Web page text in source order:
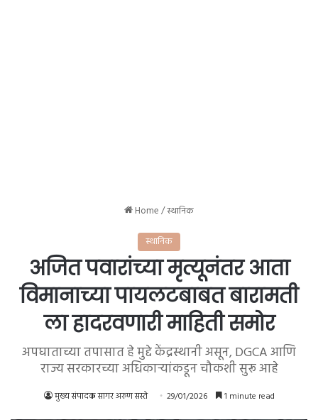
Home/स्थानिक
स्थानिक
अजित पवारांच्या मृत्यूनंतर आता
विमानाच्या पायलटबाबत बारामती
ला हादरवणारी माहिती समोर
अपघाताच्या तपासात हे मुद्दे केंद्रस्थानी असून, DGCA आणि
राज्य सरकारच्या अधिकाऱ्यांकडून चौकशी सुरू आहे
मुख्य संपादक सागर अरुण सस्ते 29/01/2026 1 minute read